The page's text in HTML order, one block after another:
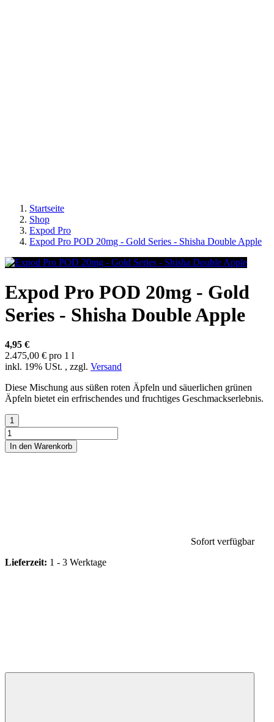
Startseite
Shop
Expod Pro
Expod Pro POD 20mg - Gold Series - Shisha Double Apple
Expod Pro POD 20mg - Gold
Series - Shisha Double Apple
4,95 €
2.475,00 € pro 1 l
inkl. 19% USt. , zzgl. Versand
Diese Mischung aus süßen roten Äpfeln und säuerlichen grünen
Äpfeln bietet ein erfrischendes und fruchtiges Geschmackserlebnis.
In den Warenkorb
Sofort verfügbar
Lieferzeit: 1 - 3 Werktage